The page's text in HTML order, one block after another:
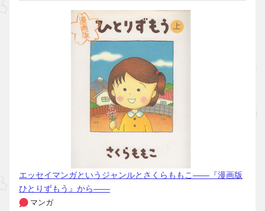
エッセイマンガというジャンルとさくらももこ――『漫画版
ひとりずもう』から――
マンガ